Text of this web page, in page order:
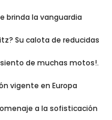
brinda la vanguardia
Su calota de reducidas
de muchas motos!.
vigente en Europa
a la sofisticación